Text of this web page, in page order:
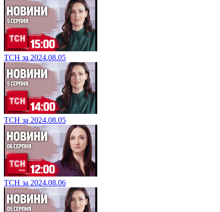
ТСН за 2024.08.05
ТСН за 2024.08.05
ТСН за 2024.08.06